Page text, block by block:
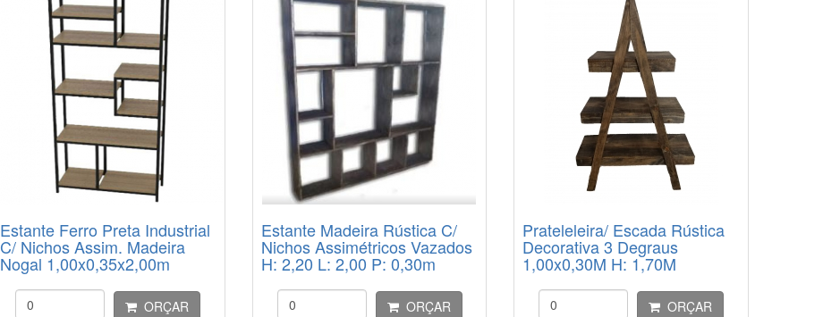
Estante Ferro Preta Industrial
C/ Nichos Assim. Madeira
Nogal 1,00x0,35x2,00m
(LxPxH)
ORÇAR
Estante Madeira Rústica C/
Nichos Assimétricos Vazados
H: 2,20 L: 2,00 P: 0,30m
ORÇAR
Prateleleira/ Escada Rústica
Decorativa 3 Degraus
1,00x0,30M H: 1,70M
ORÇAR